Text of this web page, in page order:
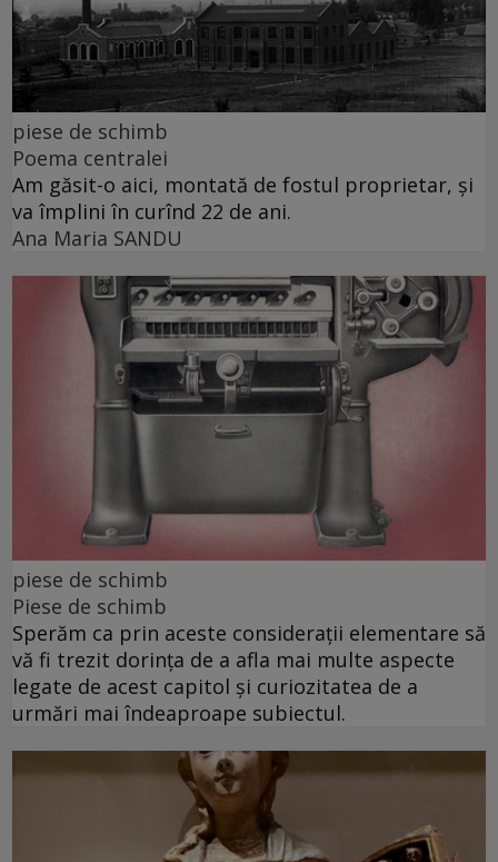
piese de schimb
Poema centralei
Am găsit-o aici, montată de fostul proprietar, și
va împlini în curînd 22 de ani.
Ana Maria SANDU
piese de schimb
Piese de schimb
Sperăm ca prin aceste considerații elementare să
vă fi trezit dorința de a afla mai multe aspecte
legate de acest capitol și curiozitatea de a
urmări mai îndeaproape subiectul.